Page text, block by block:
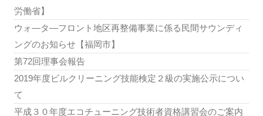
労働省】
ウォ―タ―フロント地区再整備事業に係る民間サウンディ
ングのお知らせ【福岡市】
第72回理事会報告
2019年度ビルクリーニング技能検定２級の実施公示につい
て
平成３０年度エコチューニング技術者資格講習会のご案内